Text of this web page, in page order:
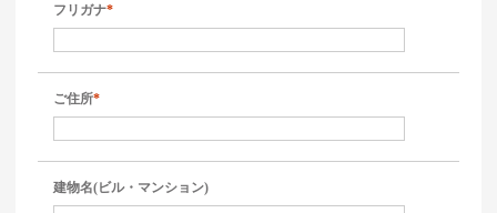
フリガナ*
ご住所*
建物名(ビル・マンション)